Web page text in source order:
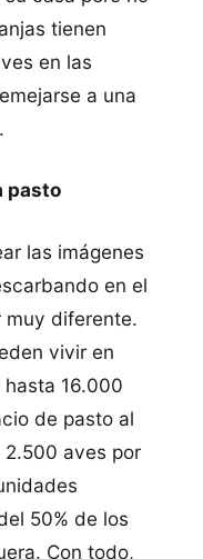
tienen
en las
a una
pasto
las imágenes
en el
muy diferente.
vivir en
16.000
de pasto al
aves por
50% de los
Con todo,